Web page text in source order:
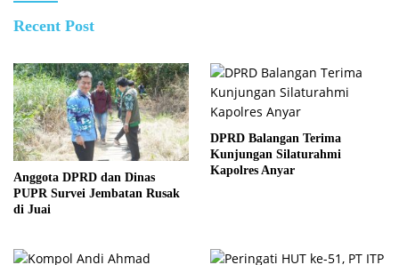
Recent Post
Anggota DPRD dan Dinas
PUPR Survei Jembatan Rusak
di Juai
DPRD Balangan Terima
Kunjungan Silaturahmi
Kapolres Anyar